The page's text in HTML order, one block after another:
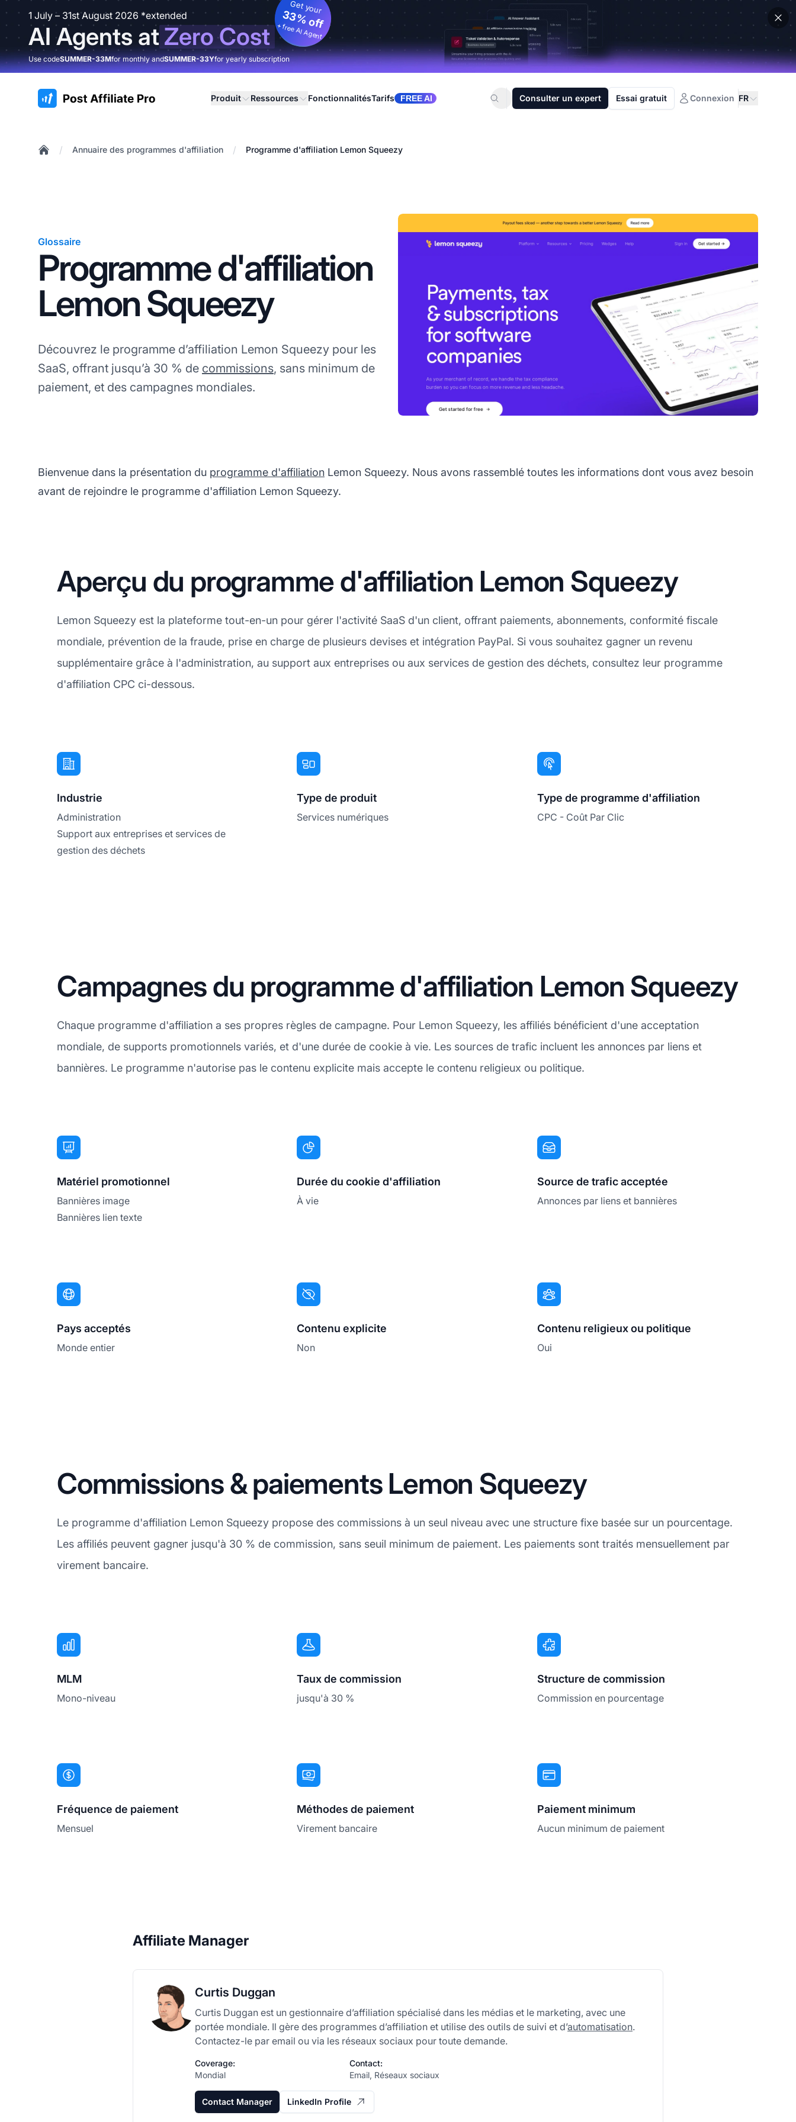
1 July – 31st August 2026 *extended
AI Agents atZero Cost
Get your
33% off
+ free AI Agent
Use codeSUMMER-33Mfor monthly andSUMMER-33Yfor yearly subscription
:site.title Produit Ressources FonctionnalitésTarifs FREE AI Consulter un expert Essai gratuit Connexion FR
/ Annuaire des programmes d'affiliation / Programme d'affiliation Lemon Squeezy
Glossaire
Programme d'affiliation
Lemon Squeezy
Découvrez le programme d’affiliation Lemon Squeezy pour les
SaaS, offrant jusqu’à 30 % de commissions, sans minimum de
paiement, et des campagnes mondiales.
Bienvenue dans la présentation du programme d'affiliation Lemon Squeezy. Nous avons rassemblé toutes les informations dont vous avez besoin
avant de rejoindre le programme d'affiliation Lemon Squeezy.
Aperçu du programme d'affiliation Lemon Squeezy
Lemon Squeezy est la plateforme tout-en-un pour gérer l'activité SaaS d'un client, offrant paiements, abonnements, conformité fiscale
mondiale, prévention de la fraude, prise en charge de plusieurs devises et intégration PayPal. Si vous souhaitez gagner un revenu
supplémentaire grâce à l'administration, au support aux entreprises ou aux services de gestion des déchets, consultez leur programme
d'affiliation CPC ci-dessous.
Industrie
Administration
Support aux entreprises et services de
gestion des déchets
Type de produit
Services numériques
Type de programme d'affiliation
CPC - Coût Par Clic
Campagnes du programme d'affiliation Lemon Squeezy
Chaque programme d'affiliation a ses propres règles de campagne. Pour Lemon Squeezy, les affiliés bénéficient d'une acceptation
mondiale, de supports promotionnels variés, et d'une durée de cookie à vie. Les sources de trafic incluent les annonces par liens et
bannières. Le programme n'autorise pas le contenu explicite mais accepte le contenu religieux ou politique.
Matériel promotionnel
Bannières image
Bannières lien texte
Durée du cookie d'affiliation
À vie
Source de trafic acceptée
Annonces par liens et bannières
Pays acceptés
Monde entier
Contenu explicite
Non
Contenu religieux ou politique
Oui
Commissions & paiements Lemon Squeezy
Le programme d'affiliation Lemon Squeezy propose des commissions à un seul niveau avec une structure fixe basée sur un pourcentage.
Les affiliés peuvent gagner jusqu'à 30 % de commission, sans seuil minimum de paiement. Les paiements sont traités mensuellement par
virement bancaire.
MLM
Mono-niveau
Taux de commission
jusqu'à 30 %
Structure de commission
Commission en pourcentage
Fréquence de paiement
Mensuel
Méthodes de paiement
Virement bancaire
Paiement minimum
Aucun minimum de paiement
Affiliate Manager
Curtis Duggan
Curtis Duggan est un gestionnaire d’affiliation spécialisé dans les médias et le marketing, avec une
portée mondiale. Il gère des programmes d’affiliation et utilise des outils de suivi et d’automatisation.
Contactez-le par email ou via les réseaux sociaux pour toute demande.
Coverage:
Mondial
Contact:
Email, Réseaux sociaux
Contact Manager LinkedIn Profile